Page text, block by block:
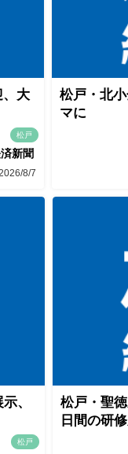
大
松戸
新聞
8/7
松戸・北
マに
、
松戸
松戸・聖
日間の研